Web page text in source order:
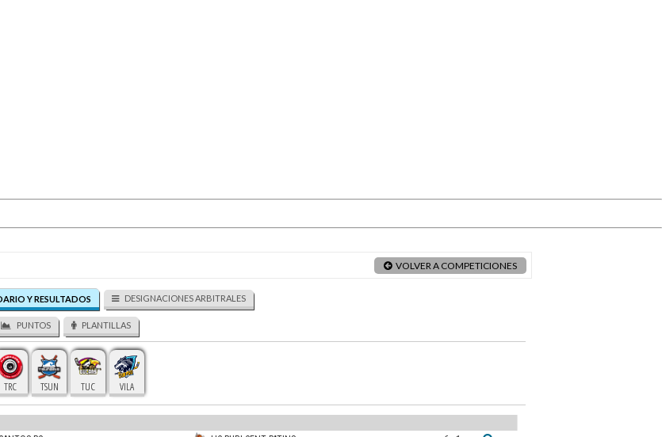
VOLVER A COMPETICIONES
Y RESULTADOS DESIGNACIONES ARBITRALES
PUNTOS PLANTILLAS
TRC TSUN TUC VILA